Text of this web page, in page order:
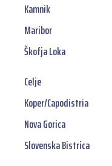
Kamnik
Maribor
Škofja Loka
Celje
Koper/Capodistria
Nova Gorica
Slovenska Bistrica